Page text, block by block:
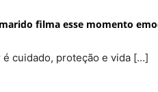
filma esse momento
cuidado, proteção e vida […]